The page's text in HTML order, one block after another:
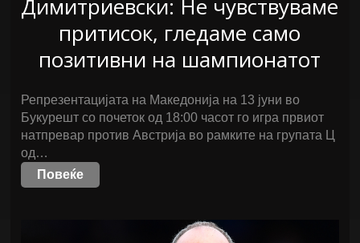
Димитриевски: Не чувствуваме
притисок, гледаме само
позитивни на шампионатот
Репрезентацијата на Македонија на 13 јуни во
Букурешт со почеток од 18:00 часот го игра првиот
натпревар против Австрија во рамките на групата Ц
од…
Повеќе